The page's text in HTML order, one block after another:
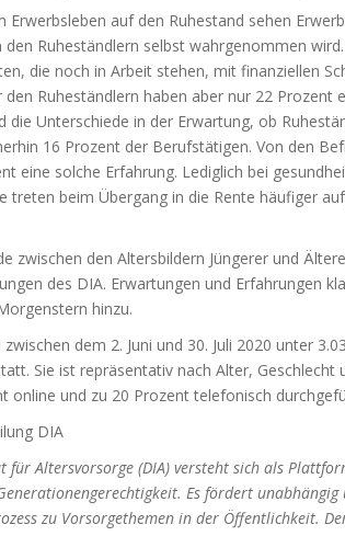
Erwerbsleben auf den Ruhestand sehen
Ruheständlern selbst wahrgenommen
die noch in Arbeit stehen, mit finanziellen
den Ruheständlern haben aber nur 22 Prozent
die Unterschiede in der Erwartung, ob
16 Prozent der Berufstätigen. Von den
eine solche Erfahrung. Lediglich bei
treten beim Übergang in die Rente häufiger
zwischen den Altersbildern Jüngerer und
des DIA. Erwartungen und Erfahrungen
hinzu.
dem 2. Juni und 30. Juli 2020 unter
Sie ist repräsentativ nach Alter, Geschlecht
online und zu 20 Prozent telefonisch
DIA
für Altersvorsorge (DIA) versteht sich als
Es fördert
zu Vorsorgethemen in der Öffentlichkeit.